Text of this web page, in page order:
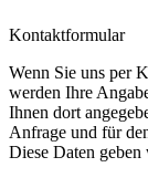
Kontaktformular
Wenn Sie uns per
werden Ihre
Ihnen dort
Anfrage und für
Diese Daten